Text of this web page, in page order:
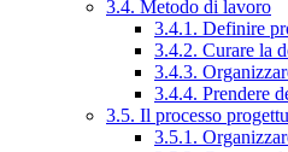
3.4. Metodo di lavoro
3.4.1. Definire
3.4.2. Curare la
3.4.3.
3.4.4. Prendere
3.5. Il processo
3.5.1.